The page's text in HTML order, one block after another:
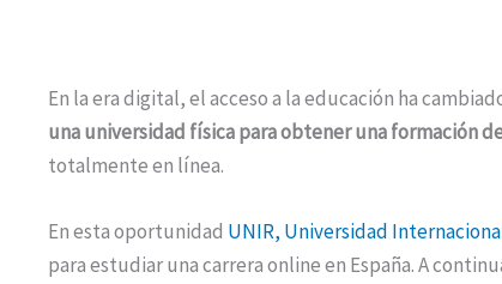
En la era digital, el acceso a la educación ha
una universidad física para obtener una formación
totalmente en línea.
En esta oportunidad UNIR, Universidad
para estudiar una carrera online en España. A